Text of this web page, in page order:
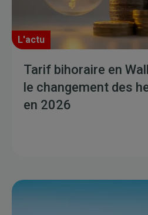
L'actu
Tarif bihoraire en
le changement des
en 2026